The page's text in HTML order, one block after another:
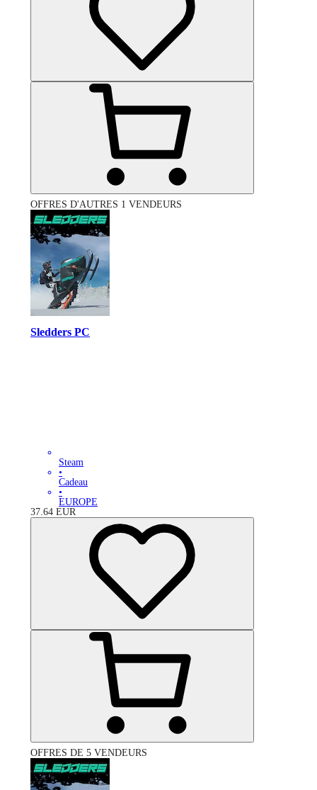
OFFRES D'AUTRES 1 VENDEURS
Sledders PC
Steam
•
Cadeau
•
EUROPE
37.64 EUR
OFFRES DE 5 VENDEURS